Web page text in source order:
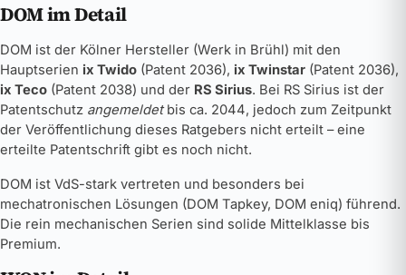
DOM im Detail
DOM ist der Kölner Hersteller (Werk in Brühl) mit den
Hauptserien ix Twido (Patent 2036), ix Twinstar (Patent 2036),
ix Teco (Patent 2038) und der RS Sirius. Bei RS Sirius ist der
Patentschutz angemeldetbis ca. 2044, jedoch zum Zeitpunkt
der Veröffentlichung dieses Ratgebers nicht erteilt – eine
erteilte Patentschrift gibt es noch nicht.
DOM ist VdS-stark vertreten und besonders bei
mechatronischen Lösungen (DOM Tapkey, DOM eniq) führend.
Die rein mechanischen Serien sind solide Mittelklasse bis
Premium.